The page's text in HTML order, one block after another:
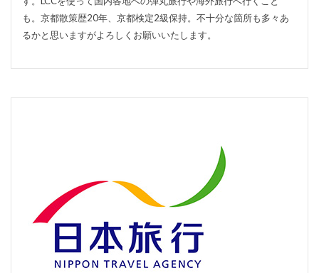
も。京都散策歴20年、京都検定2級保持。不十分な箇所も多々あ
るかと思いますがよろしくお願いいたします。